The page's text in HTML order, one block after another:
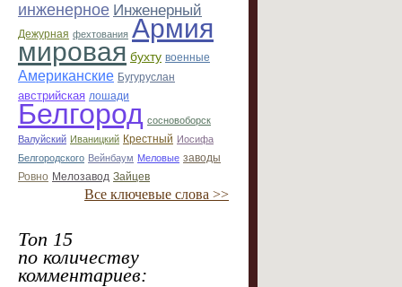
инженерное Инженерный
Дежурная фехтования Армия
мировая бухту военные
Американские Бугуруслан
австрийская лошади
Белгород сосновоборск
Валуйский Иваницкий Крестный Иосифа
Белгородского Вейнбаум Меловые заводы
Ровно Мелозавод Зайцев
Все ключевые слова >>
Топ 15
по количеству
комментариев: